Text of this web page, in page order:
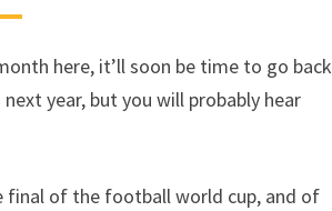
here, it’ll soon be time to go back
year, but you will probably hear
final of the football world cup, and of